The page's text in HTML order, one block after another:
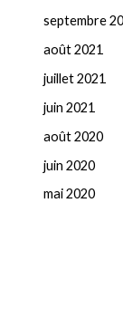
septembre
août 2021
juillet 2021
juin 2021
août 2020
juin 2020
mai 2020